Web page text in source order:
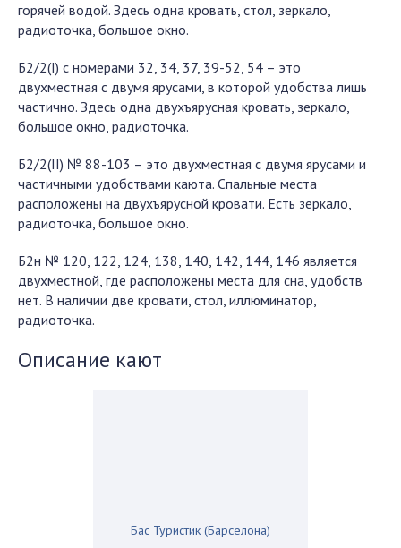
горячей водой. Здесь одна кровать, стол, зеркало,
радиоточка, большое окно.
Б2/2(I) с номерами 32, 34, 37, 39-52, 54 – это
двухместная с двумя ярусами, в которой удобства лишь
частично. Здесь одна двухъярусная кровать, зеркало,
большое окно, радиоточка.
Б2/2(II) № 88-103 – это двухместная с двумя ярусами и
частичными удобствами каюта. Спальные места
расположены на двухъярусной кровати. Есть зеркало,
радиоточка, большое окно.
Б2н № 120, 122, 124, 138, 140, 142, 144, 146 является
двухместной, где расположены места для сна, удобств
нет. В наличии две кровати, стол, иллюминатор,
радиоточка.
Описание кают
Бас Туристик (Барселона)